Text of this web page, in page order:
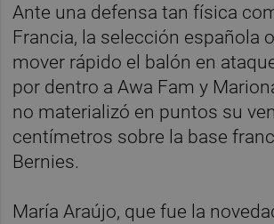
Ante una defensa tan física
Francia, la selección española
mover rápido el balón en
por dentro a Awa Fam y
no materializó en puntos su
centímetros sobre la base
Bernies.
María Araújo, que fue la